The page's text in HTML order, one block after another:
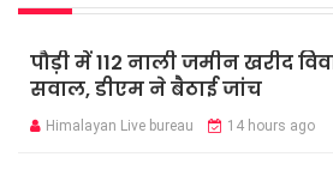
पौड़ी में 112 नाली जमीन खरीद
सवाल, डीएम ने बैठाई जांच
Himalayan Live bureau 14 hours ago